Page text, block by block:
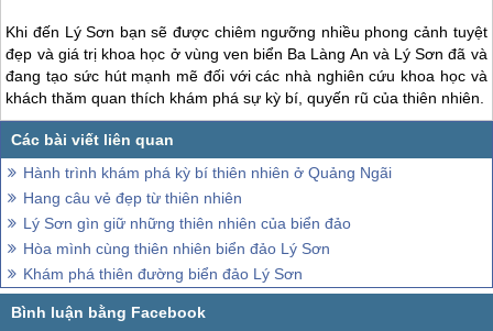
Khi đến Lý Sơn bạn sẽ được chiêm ngưỡng nhiều phong cảnh tuyệt
đẹp và giá trị khoa học ở vùng ven biển Ba Làng An và Lý Sơn đã và
đang tạo sức hút mạnh mẽ đối với các nhà nghiên cứu khoa học và
khách thăm quan thích khám phá sự kỳ bí, quyến rũ của thiên nhiên.
Hành trình khám phá kỳ bí thiên nhiên ở Quảng Ngãi
Hang câu vẻ đẹp từ thiên nhiên
Lý Sơn gìn giữ những thiên nhiên của biển đảo
Hòa mình cùng thiên nhiên biển đảo Lý Sơn
Khám phá thiên đường biển đảo Lý Sơn